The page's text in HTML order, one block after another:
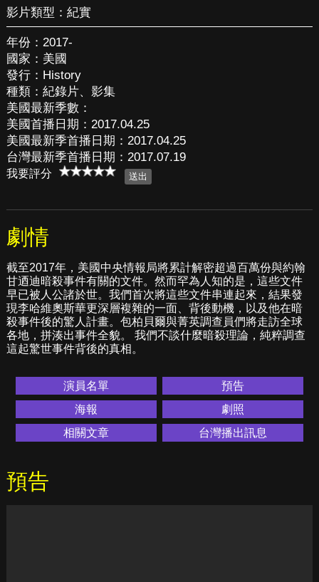
影片類型： 紀實
年份：2017-
國家：美國
發行：History
種類：紀錄片、影集
美國最新季數：
美國首播日期：2017.04.25
美國最新季首播日期：2017.04.25
台灣最新季首播日期：2017.07.19
我要評分
劇情
截至2017年，美國中央情報局將累計解密超過百萬份與約翰
甘迺迪暗殺事件有關的文件。然而罕為人知的是，這些文件
早已被人公諸於世。我們首次將這些文件串連起來，結果發
現李哈維奧斯華更深層複雜的一面、背後動機，以及他在暗
殺事件後的驚人計畫。包柏貝爾與菁英調查員們將走訪全球
各地，拼湊出事件全貌。 我們不談什麼暗殺理論，純粹調查
這起驚世事件背後的真相。
演員名單
預告
海報
劇照
相關文章
台灣播出訊息
預告